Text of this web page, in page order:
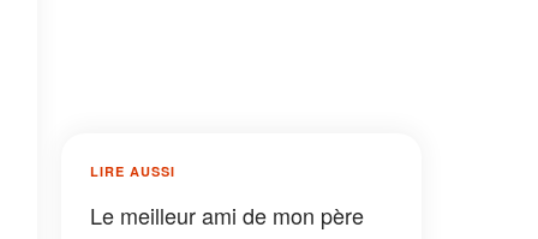
LIRE AUSSI
Le meilleur ami de mon père